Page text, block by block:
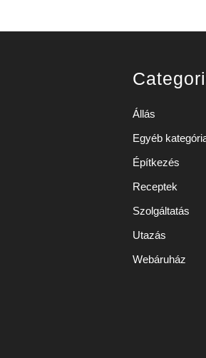
Állás
Egyéb
Építkezés
Receptek
Szolgáltatás
Utazás
Webáruház